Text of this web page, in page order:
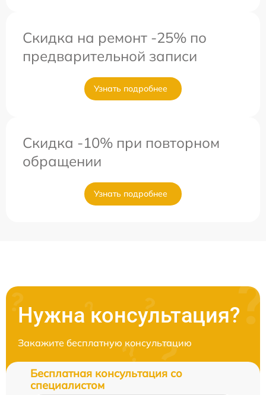
Скидка на ремонт -25% по
предварительной записи
Узнать подробнее
Скидка -10% при повторном
обращении
Узнать подробнее
Нужна консультация?
Закажите бесплатную консультацию
Бесплатная консультация со
специалистом